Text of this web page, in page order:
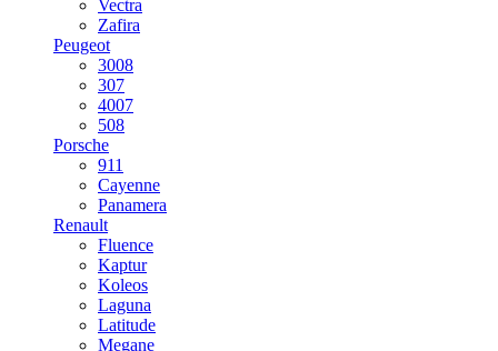
Vectra
Zafira
Peugeot
3008
307
4007
508
Porsche
911
Cayenne
Panamera
Renault
Fluence
Kaptur
Koleos
Laguna
Latitude
Megane